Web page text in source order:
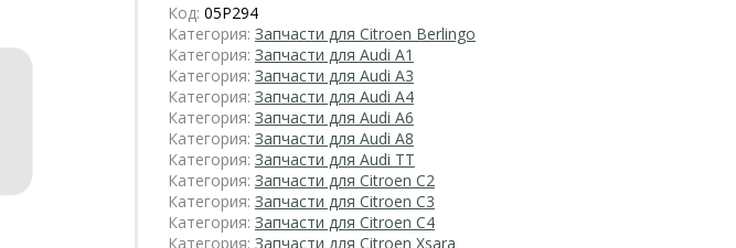
Код: 05P294
Категория: Запчасти для Citroen Berlingo
Категория: Запчасти для Audi A1
Категория: Запчасти для Audi A3
Категория: Запчасти для Audi A4
Категория: Запчасти для Audi A6
Категория: Запчасти для Audi A8
Категория: Запчасти для Audi TT
Категория: Запчасти для Citroen C2
Категория: Запчасти для Citroen C3
Категория: Запчасти для Citroen C4
Категория: Запчасти для Citroen Xsara